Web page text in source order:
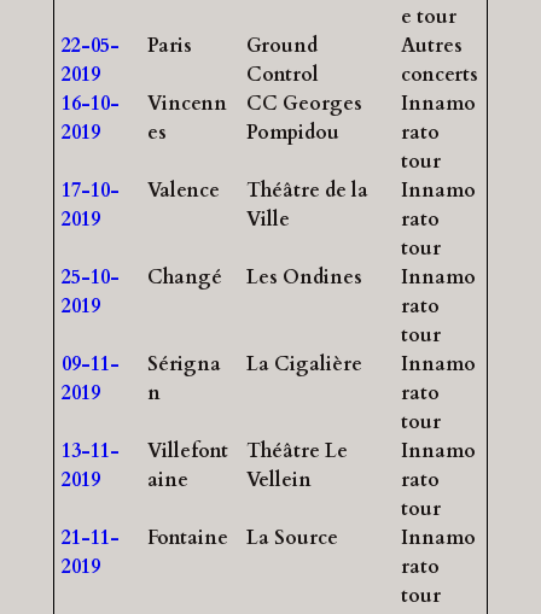
e tour
22-05-
2019
Paris
Ground
Control
Autres
concerts
16-10-
2019
Vincenn
es
CC Georges
Pompidou
Innamo
rato
tour
17-10-
2019
Valence
Théâtre de la
Ville
Innamo
rato
tour
25-10-
2019
Changé Les Ondines
Innamo
rato
tour
09-11-
2019
Sérigna
n
La Cigalière
Innamo
rato
tour
13-11-
2019
Villefont
aine
Théâtre Le
Vellein
Innamo
rato
tour
21-11-
2019
Fontaine La Source
Innamo
rato
tour